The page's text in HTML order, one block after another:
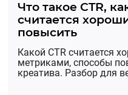
Что такое CTR,
считается
повысить
Какой CTR считается
метриками, способы
креатива. Разбор для